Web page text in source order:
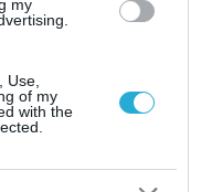
my
Use,
of my
with the